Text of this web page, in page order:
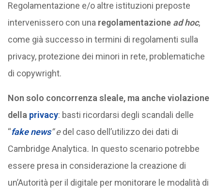
Regolamentazione e/o altre istituzioni preposte
intervenissero con una regolamentazione ad hoc,
come già successo in termini di regolamenti sulla
privacy, protezione dei minori in rete, problematiche
di copywright.
Non solo concorrenza sleale, ma anche violazione
della privacy: basti ricordarsi degli scandali delle
“fake news” edel caso dell’utilizzo dei dati di
Cambridge Analytica. In questo scenario potrebbe
essere presa in considerazione la creazione di
un’Autorità per il digitale per monitorare le modalità di